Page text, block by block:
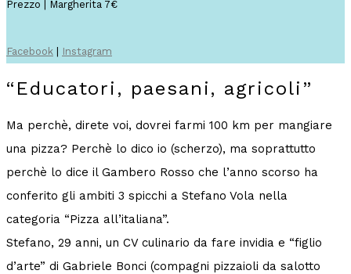
Prezzo | Margherita 7€
Facebook Instagram
“Educatori, paesani, agricoli”
Ma perchè, direte voi, dovrei farmi 100 km per mangiare
una pizza? Perchè lo dico io (scherzo), ma soprattutto
perchè lo dice il Gambero Rosso che l’anno scorso ha
conferito gli ambiti 3 spicchi a Stefano Vola nella
categoria “Pizza all’italiana”.
Stefano, 29 anni, un CV culinario da fare invidia e “figlio
d’arte” di Gabriele Bonci (compagni pizzaioli da salotto